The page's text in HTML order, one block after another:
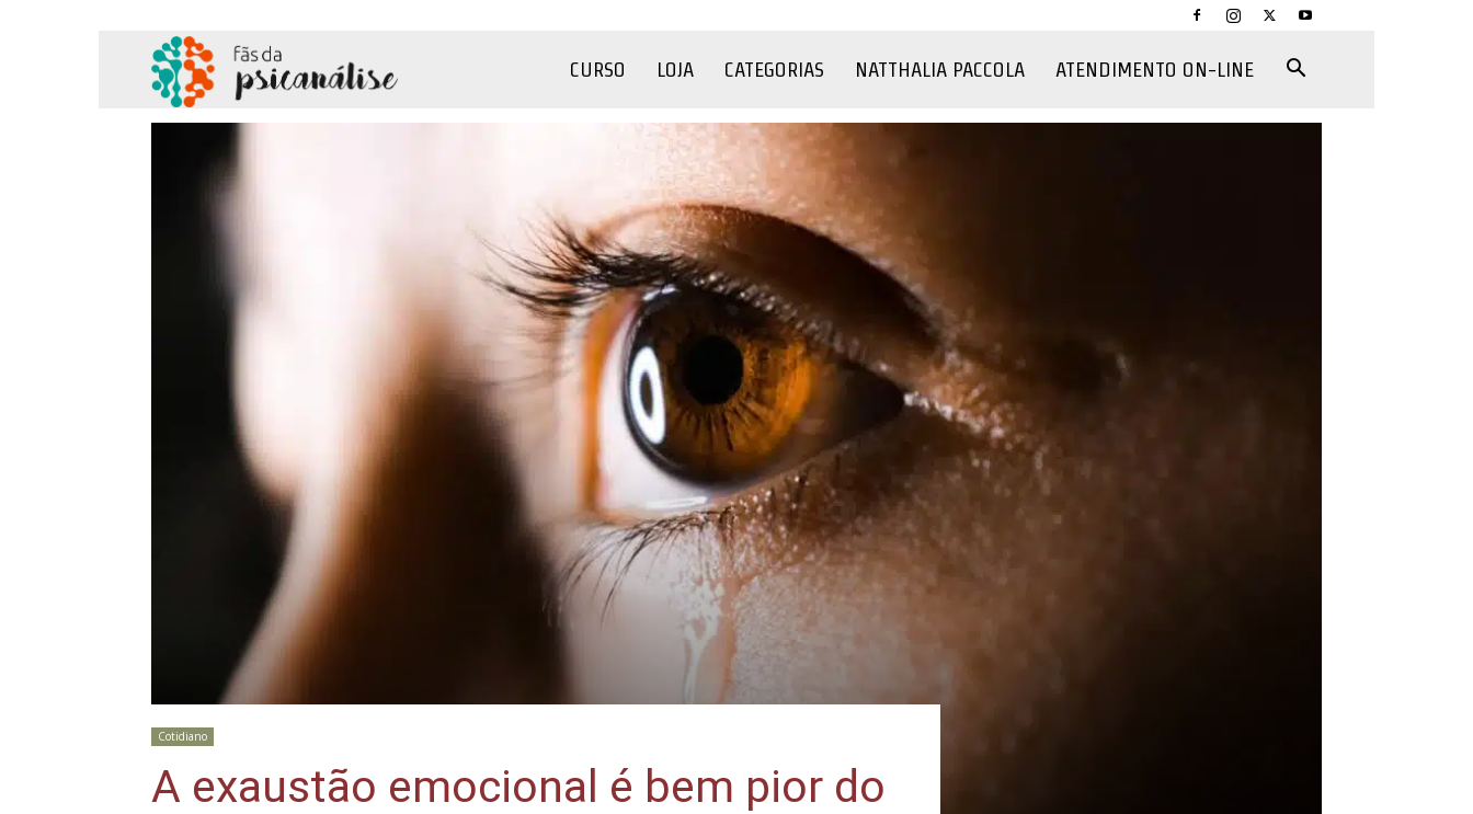
CURSO LOJA CATEGORIAS NATTHALIA PACCOLA ATENDIMENTO ON-LINE
Cotidiano
A exaustão emocional é bem pior do